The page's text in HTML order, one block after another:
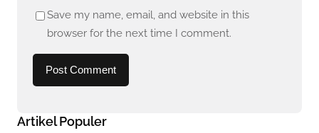
Save my name, email, and website in this
browser for the next time I comment.
Artikel Populer